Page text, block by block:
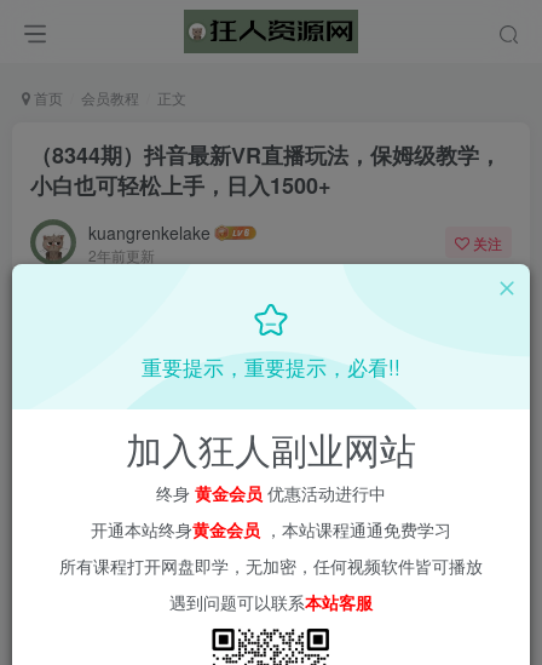
首页 会员教程 正文
（8344期）抖音最新VR直播玩法，保姆级教学，
小白也可轻松上手，日入1500+
kuangrenkelake
2年前更新
关注
重要提示，重要提示，必看!!
加入狂人副业网站
终身 黄金会员 优惠活动进行中
开通本站终身黄金会员 ，本站课程通通免费学习
所有课程打开网盘即学，无加密，任何视频软件皆可播放
遇到问题可以联系本站客服